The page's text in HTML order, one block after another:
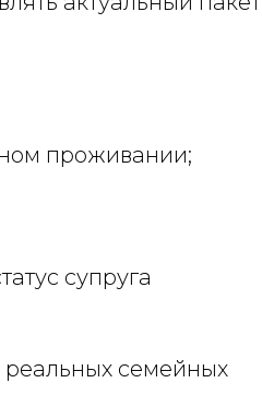
проживании;
супруга
реальных семейных